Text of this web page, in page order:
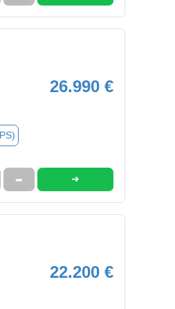
26.990 €
➦ ➜
22.200 €